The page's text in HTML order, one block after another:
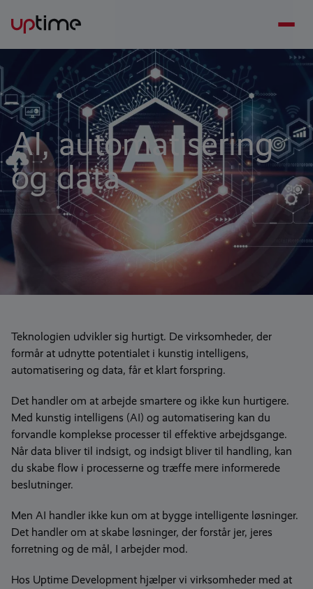
AI, automatisering
og data
Teknologien udvikler sig hurtigt. De virksomheder, der
formår at udnytte potentialet i kunstig intelligens,
automatisering og data, får et klart forspring.
Det handler om at arbejde smartere og ikke kun hurtigere.
Med kunstig intelligens (AI) og automatisering kan du
forvandle komplekse processer til effektive arbejdsgange.
Når data bliver til indsigt, og indsigt bliver til handling, kan
du skabe flow i processerne og træffe mere informerede
beslutninger.
Men AI handler ikke kun om at bygge intelligente løsninger.
Det handler om at skabe løsninger, der forstår jer, jeres
forretning og de mål, I arbejder mod.
Hos Uptime Development hjælper vi virksomheder med at